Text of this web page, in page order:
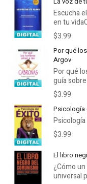
Escucha
en tu
$3.99
Por qué
Argov
Por qué
guía
$3.99
Psicología
$3.99
El libro
¿Cómo
universal